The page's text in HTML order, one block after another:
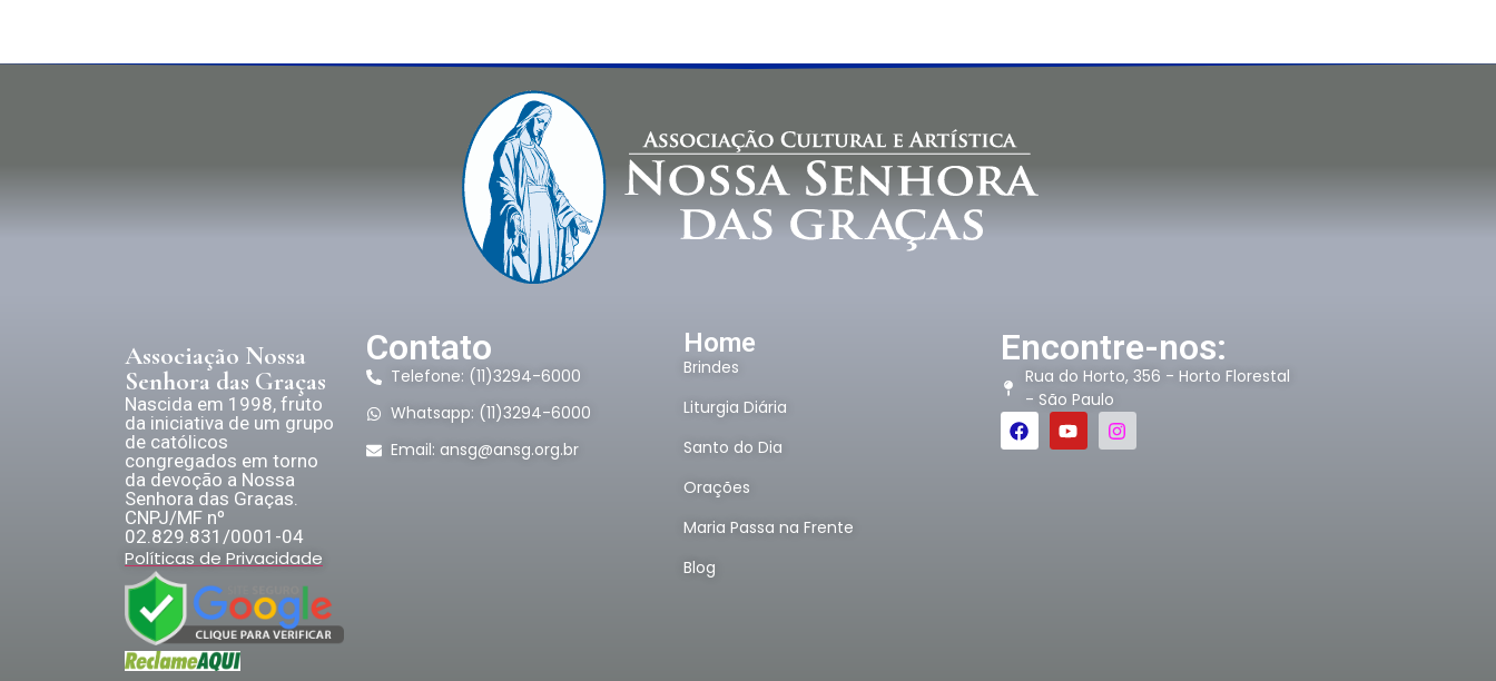
Associação Nossa
Senhora das Graças
Nascida em 1998, fruto
da iniciativa de um grupo
de católicos
congregados em torno
da devoção a Nossa
Senhora das Graças.
CNPJ/MF nº
02.829.831/0001-04
Políticas de Privacidade
Contato
Telefone: (11)3294-6000
Whatsapp: (11)3294-6000
Email: ansg@ansg.org.br
Home
Brindes
Liturgia Diária
Santo do Dia
Orações
Maria Passa na Frente
Blog
Encontre-nos:
Rua do Horto, 356 - Horto Florestal
- São Paulo